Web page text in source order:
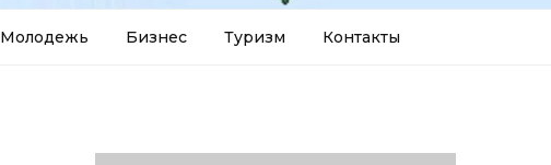
Молодежь Бизнес Туризм Контакты